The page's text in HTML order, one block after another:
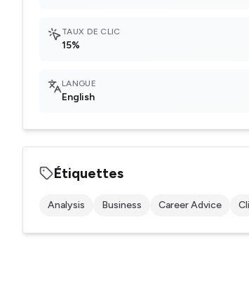
TAUX DE CLIC
15%
LANGUE
English
Étiquettes
Analysis Business Career Advice